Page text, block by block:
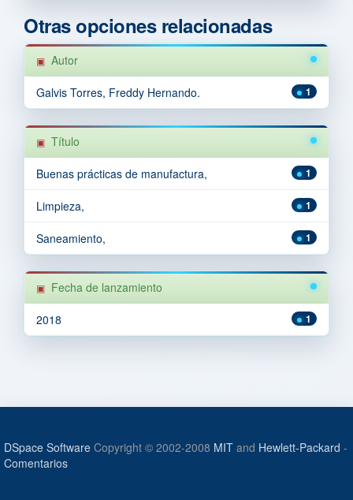
Otras opciones relacionadas
Autor
1
Galvis Torres, Freddy Hernando.
Título
1
Buenas prácticas de manufactura,
1
Limpieza,
1
Saneamiento,
Fecha de lanzamiento
1
2018
DSpace Software Copyright © 2002-2008 MIT and Hewlett-Packard -
Comentarios